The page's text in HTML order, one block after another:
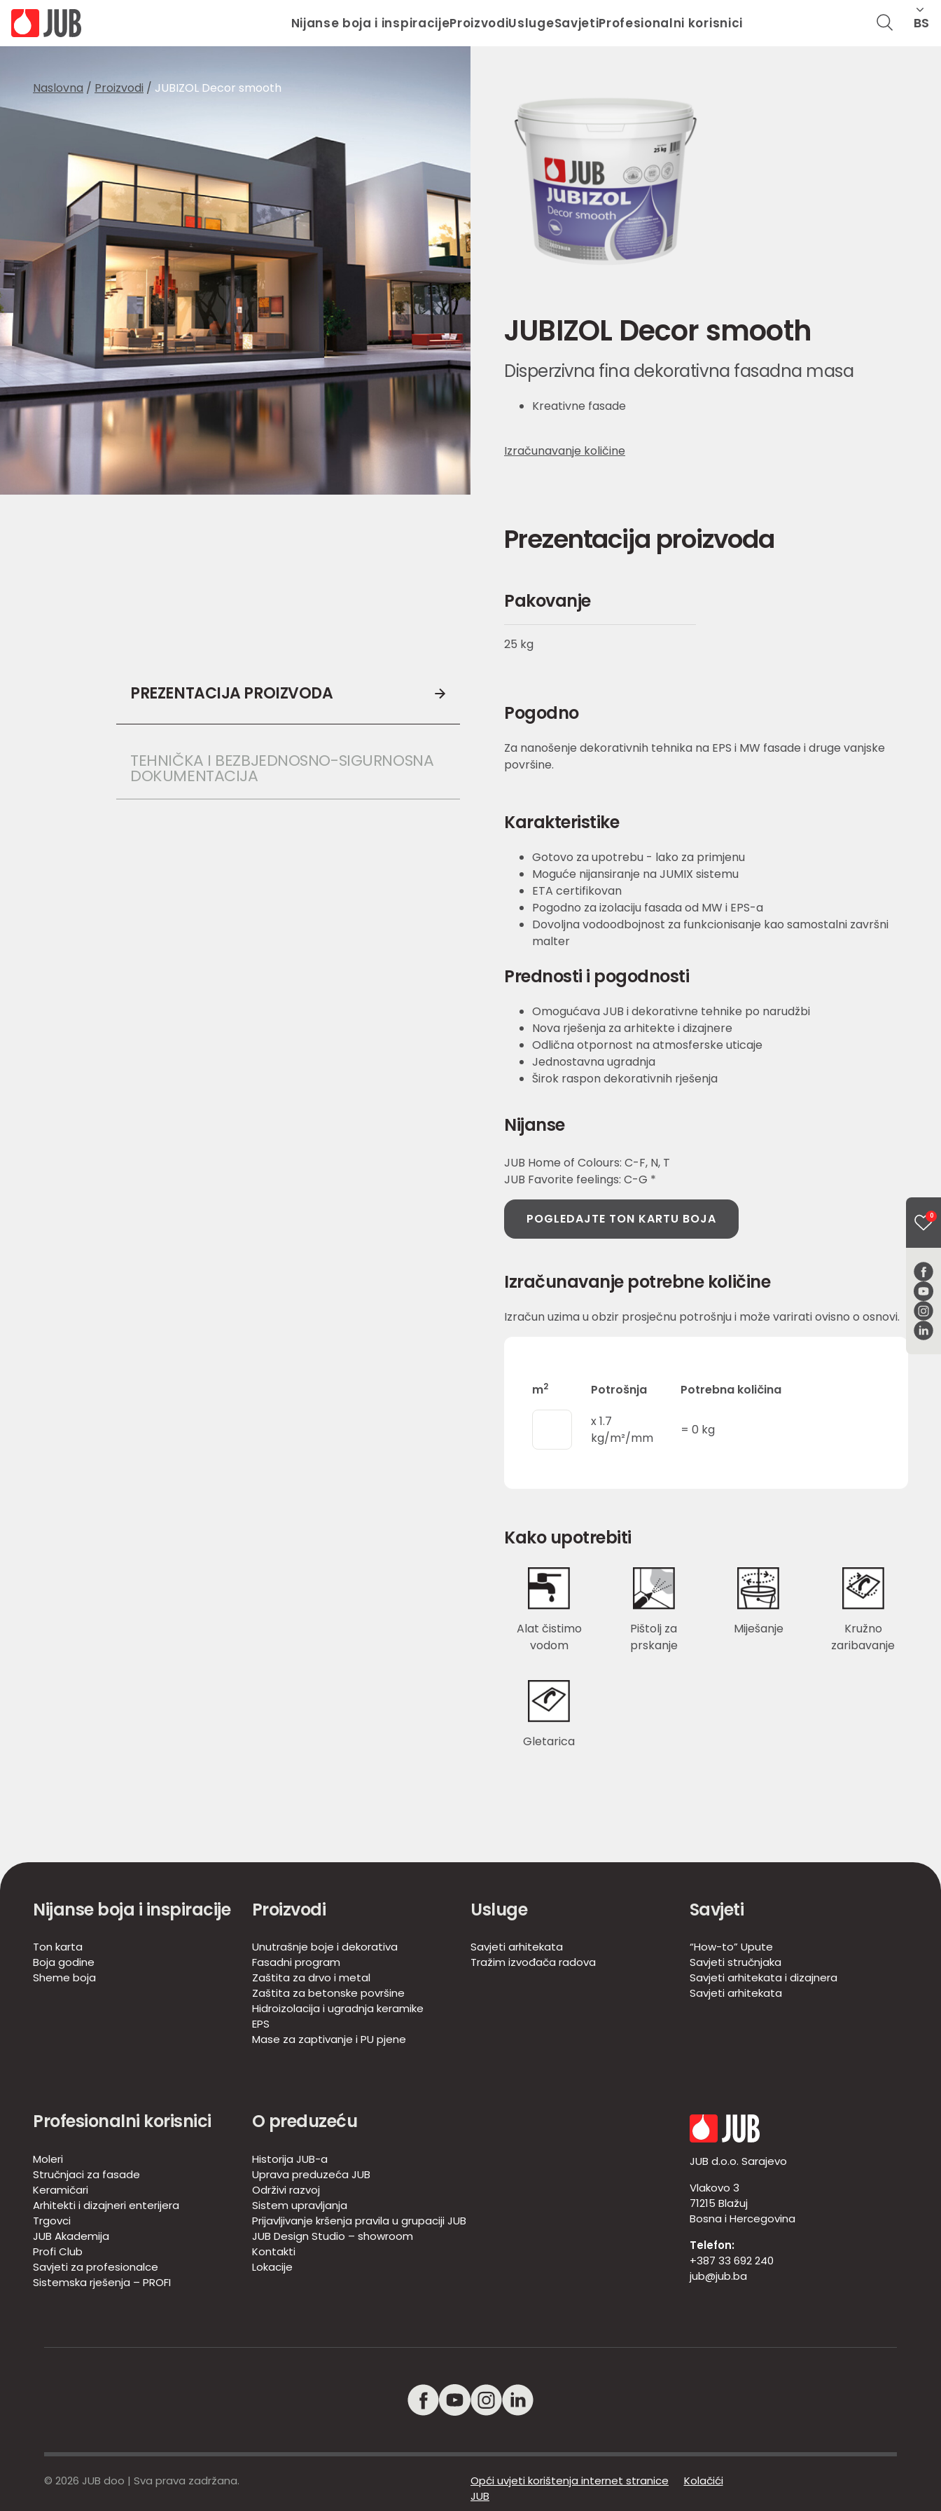
Nijanse boja i inspiracijeProizvodiUslugeSavjetiProfesionalni korisnici BS
0
Naslovna / Proizvodi / JUBIZOL Decor smooth
PREZENTACIJA PROIZVODA
TEHNIČKA I BEZBJEDNOSNO-SIGURNOSNA
DOKUMENTACIJA
JUBIZOL Decor smooth
Disperzivna fina dekorativna fasadna masa
Kreativne fasade
Izračunavanje količine
Prezentacija proizvoda
Pakovanje
25 kg
Pogodno
Za nanošenje dekorativnih tehnika na EPS i MW fasade i druge vanjske
površine.
Karakteristike
Gotovo za upotrebu - lako za primjenu
Moguće nijansiranje na JUMIX sistemu
ETA certifikovan
Pogodno za izolaciju fasada od MW i EPS-a
Dovoljna vodoodbojnost za funkcionisanje kao samostalni završni
malter
Prednosti i pogodnosti
Omogućava JUB i dekorativne tehnike po narudžbi
Nova rješenja za arhitekte i dizajnere
Odlična otpornost na atmosferske uticaje
Jednostavna ugradnja
Širok raspon dekorativnih rješenja
Nijanse
JUB Home of Colours: C-F, N, T
JUB Favorite feelings: C-G *
POGLEDAJTE TON KARTU BOJA
Izračunavanje potrebne količine
Izračun uzima u obzir prosječnu potrošnju i može varirati ovisno o osnovi.
m2 Potrošnja
Potrebna količina
x1.7
kg/m²/mm
=0 kg
Kako upotrebiti
Alat čistimo
vodom
Pištolj za
prskanje
Miješanje
Kružno
zaribavanje
Gletarica
Nijanse boja i inspiracije
Ton karta
Boja godine
Sheme boja
Proizvodi
Unutrašnje boje i dekorativa
Fasadni program
Zaštita za drvo i metal
Zaštita za betonske površine
Hidroizolacija i ugradnja keramike
EPS
Mase za zaptivanje i PU pjene
Usluge
Savjeti arhitekata
Tražim izvođača radova
Savjeti
“How-to” Upute
Savjeti stručnjaka
Savjeti arhitekata i dizajnera
Savjeti arhitekata
Profesionalni korisnici
Moleri
Stručnjaci za fasade
Keramičari
Arhitekti i dizajneri enterijera
Trgovci
JUB Akademija
Profi Club
Savjeti za profesionalce
Sistemska rješenja – PROFI
O preduzeću
Historija JUB-a
Uprava preduzeća JUB
Održivi razvoj
Sistem upravljanja
Prijavljivanje kršenja pravila u grupaciji JUB
JUB Design Studio – showroom
Kontakti
Lokacije
JUB d.o.o. Sarajevo
Vlakovo 3
71215 Blažuj
Bosna i Hercegovina
Telefon:
+387 33 692 240
jub@jub.ba
© 2026 JUB doo | Sva prava zadržana.
Opći uvjeti korištenja internet stranice
JUB
Kolačići